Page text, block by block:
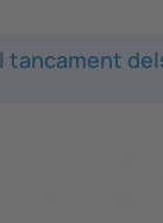
tancament